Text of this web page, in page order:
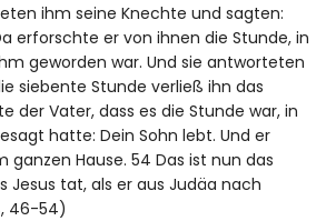
ihm seine Knechte und sagten:
erforschte er von ihnen die Stunde, in
geworden war. Und sie antworteten
siebente Stunde verließ ihn das
der Vater, dass es die Stunde war, in
hatte: Dein Sohn lebt. Und er
Hause. 54 Das ist nun das
Jesus tat, als er aus Judäa nach
46-54)